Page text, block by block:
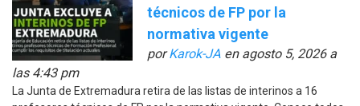
técnicos de FP por la
normativa vigente
porKarok-JA en agosto 5, 2026 a
las 4:43 pm
La Junta de Extremadura retira de las listas de interinos a 16